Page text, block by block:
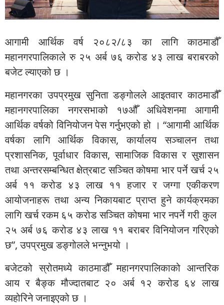
आगामी आर्थिक वर्ष २०८२/८३ का लागि काठमाडौँ
महानगरपालिकाले रु २५ अर्ब ७६ करोड ४३ लाख बराबरको
बजेट ल्याएको छ ।
महानगरका उपप्रमुख सुनिता डङ्गोलले आइतवार काठमाडौँ
महानगरपालिका नगरसभाको १७औँ अधिवेशनमा आगामी
आर्थिक वर्षको विनियोजन पेस गर्नुभएको हो । “आगामी आर्थिक
वर्षका लागि आर्थिक विकास, कार्यालय सञ्चालन तथा
प्रशासनिक, पूर्वाधार विकास, सामाजिक विकास र सुशासन
तथा अन्तरसम्बन्धित क्षेत्रबाट सञ्चित कोषमा भार पर्ने खर्च २५
अर्ब ११ करोड ४३ लाख ११ हजार र जग्गा एकीकरण
आयोजनाहरू तथा अन्य निकायबाट प्राप्त हुने कार्यक्रमका
लागि खर्च रकम ६५ करोड सञ्चित कोषमा भार नपर्ने गरी कुल
२५ अर्ब ७६ करोड ४३ लाख ११ बराबर विनियोजन गरिएको
छ”, उपप्रमुख डङ्गोलले भन्नुभयो ।
बजेटको स्रोतमध्ये काठमाडौँ महानगरपालिकाको आन्तरिक
आय र बैङ्क मौज्दातबाट २० अर्ब १२ करोड ६४ लाख
व्यहोरिने जनाइएको छ ।